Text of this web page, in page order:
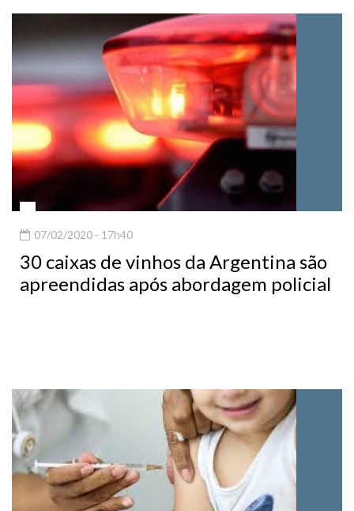
07/02/2020 - 17h40
30 caixas de vinhos da Argentina são
apreendidas após abordagem policial